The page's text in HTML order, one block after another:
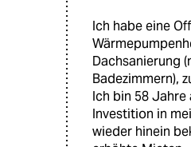
Ich habe eine
Dachsanierung
Badezimmern),
Ich bin 58
Investition in
wieder hinein